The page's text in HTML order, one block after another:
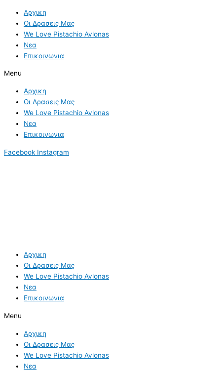
content
Αρχικη
Οι Δρασεις Μας
We Love Pistachio Avlonas
Νεα
Επικοινωνια
Menu
Αρχικη
Οι Δρασεις Μας
We Love Pistachio Avlonas
Νεα
Επικοινωνια
Facebook Instagram
Αρχικη
Οι Δρασεις Μας
We Love Pistachio Avlonas
Νεα
Επικοινωνια
Menu
Αρχικη
Οι Δρασεις Μας
We Love Pistachio Avlonas
Νεα
και
Γονιμοποίηση
των
Δέντρων
a
r
c
h
r